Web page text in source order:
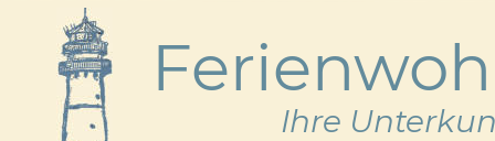
Ihre